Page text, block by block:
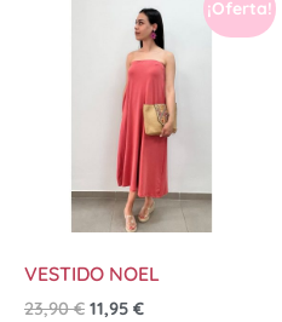
¡Oferta!
VESTIDO NOEL
23,90€ 11,95 €